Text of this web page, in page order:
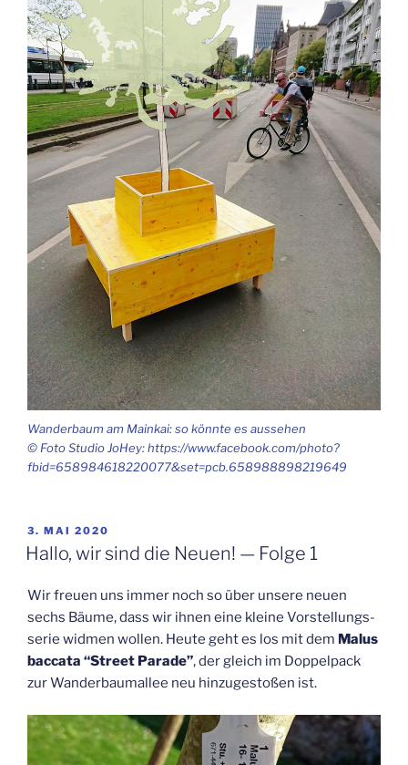
Wan­der­baum am Main­kai: so könn­te es aus­se­hen
© Foto Stu­dio JoHey: https://www.facebook.com/photo?
fbid=658984618220077&set=pcb.658988898219649
VERÖFFENTLICHT
AM
3. MAI 2020
Hal­lo, wir sind die Neu­en! — Fol­ge 1
Wir freu­en uns immer noch so über unse­re neu­en
sechs Bäu­me, dass wir ihnen eine klei­ne Vor­stel­lungs­
se­rie wid­men wol­len. Heu­te geht es los mit dem Malus
bac­ca­ta “Street Para­de”, der gleich im Dop­pel­pack
zur Wan­der­baum­al­lee neu hin­zu­ge­sto­ßen ist.